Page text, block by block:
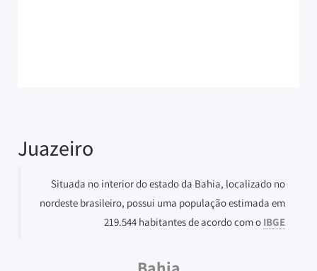
Juazeiro
Situada no interior do estado da Bahia, localizado no
nordeste brasileiro, possui uma população estimada em
219.544 habitantes de acordo com o IBGE